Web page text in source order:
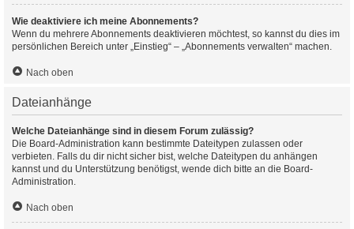
Wie deaktiviere ich meine Abonnements?
Wenn du mehrere Abonnements deaktivieren möchtest, so kannst du dies im
persönlichen Bereich unter „Einstieg“ – „Abonnements verwalten“ machen.
Nach oben
Dateianhänge
Welche Dateianhänge sind in diesem Forum zulässig?
Die Board-Administration kann bestimmte Dateitypen zulassen oder
verbieten. Falls du dir nicht sicher bist, welche Dateitypen du anhängen
kannst und du Unterstützung benötigst, wende dich bitte an die Board-
Administration.
Nach oben